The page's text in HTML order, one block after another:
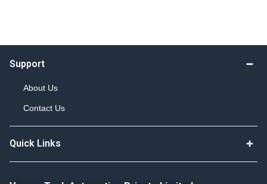
Support
About Us
Contact Us
Quick Links